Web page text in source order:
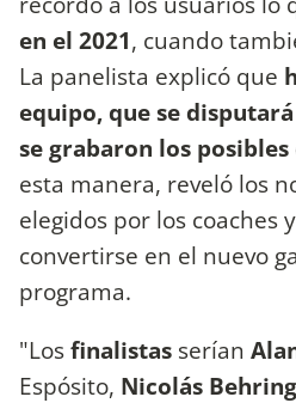
en el 2021, cuando
La panelista explicó que
equipo, que se
se grabaron los
esta manera, reveló los
elegidos por los coaches
convertirse en el nuevo
programa.
"Losfinalistas serían
Espósito, Nicolás